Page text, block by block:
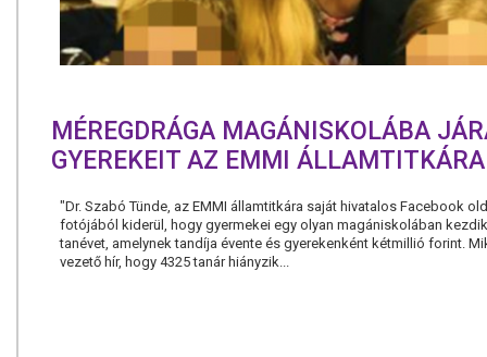
MÉREGDRÁGA MAGÁNISKOLÁBA
GYEREKEIT AZ EMMI ÁLLAMTITKÁRA
"Dr. Szabó Tünde, az EMMI államtitkára saját hivatalos Facebook
fotójából kiderül, hogy gyermekei egy olyan magániskolában
tanévet, amelynek tandíja évente és gyerekenként kétmillió forint.
vezető hír, hogy 4325 tanár hiányzik...